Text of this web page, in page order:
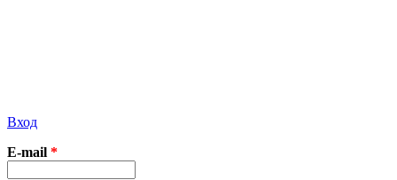
Вход
E-mail *